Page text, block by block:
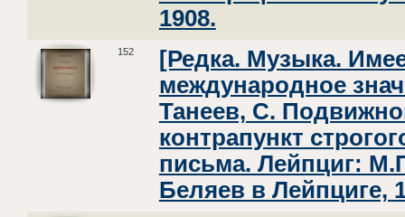
1908.
152
[Редка. Музыка.
международное
Танеев, С.
контрапункт
письма. Лейпциг:
Беляев в Лейпциге,